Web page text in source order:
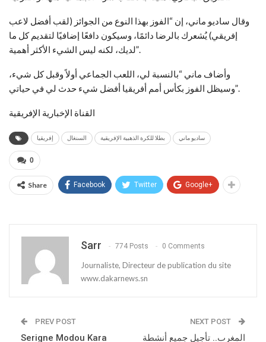
وقال ساديو ماني، إن “الفوز بهذا النوع من الجوائز (لقب أفضل لاعب
إفريقي) يُشعرك بالرضا دائمًا، وسيكون دافعًا إضافيًا لتقديم كل ما
لديك، لكنه ليس الشيء الأكثر أهمية”.
وأضاف ماني “بالنسبة لي، اللعب الجماعي أولاً وقبل كل شيء،
وسيظل الفوز بكأس أمم أفريقيا أفضل شيء حدث لي في حياتي”.
القناة الإخبارية الإفريقية
إفريقيا السنغال بطلا للكرة الذهبية الإفريقية ساديو ماني
0
Share Facebook Twitter Google+
Sarr 774 Posts 0 Comments
Journaliste, Directeur de publication du site
www.dakarnews.sn
PREV POST
Serigne Modou Kara
NEXT POST
المغرب.. تأجيل جميع أنشطة